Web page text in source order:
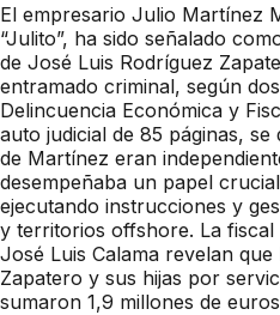
El empresario Julio Martínez
“Julito”, ha sido señalado
de José Luis Rodríguez
entramado criminal, según
Delincuencia Económica y
auto judicial de 85 páginas,
de Martínez eran
desempeñaba un papel
ejecutando instrucciones y
y territorios offshore. La fiscal
José Luis Calama revelan
Zapatero y sus hijas por
sumaron 1,9 millones de